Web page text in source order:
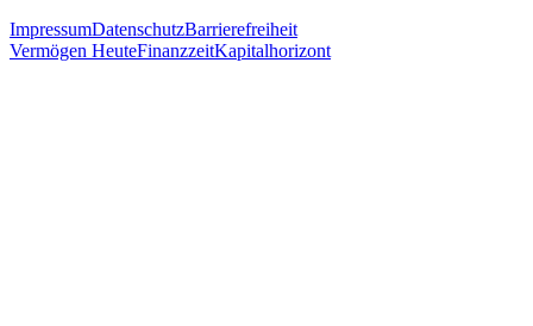
ImpressumDatenschutzBarrierefreiheit
Vermögen HeuteFinanzzeitKapitalhorizont